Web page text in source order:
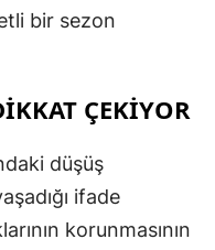
bir sezon
ÇEKIYOR
düşüş
ifade
korunmasının